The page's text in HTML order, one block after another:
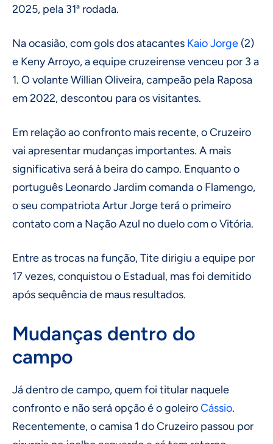
2025, pela 31ª rodada.
Na ocasião, com gols dos atacantes Kaio Jorge (2)
e Keny Arroyo, a equipe cruzeirense venceu por 3 a
1. O volante Willian Oliveira, campeão pela Raposa
em 2022, descontou para os visitantes.
Em relação ao confronto mais recente, o Cruzeiro
vai apresentar mudanças importantes. A mais
significativa será à beira do campo. Enquanto o
português Leonardo Jardim comanda o Flamengo,
o seu compatriota Artur Jorge terá o primeiro
contato com a Nação Azul no duelo com o Vitória.
Entre as trocas na função, Tite dirigiu a equipe por
17 vezes, conquistou o Estadual, mas foi demitido
após sequência de maus resultados.
Mudanças dentro do
campo
Já dentro de campo, quem foi titular naquele
confronto e não será opção é o goleiroCássio.
Recentemente, o camisa 1 do Cruzeiro passou por